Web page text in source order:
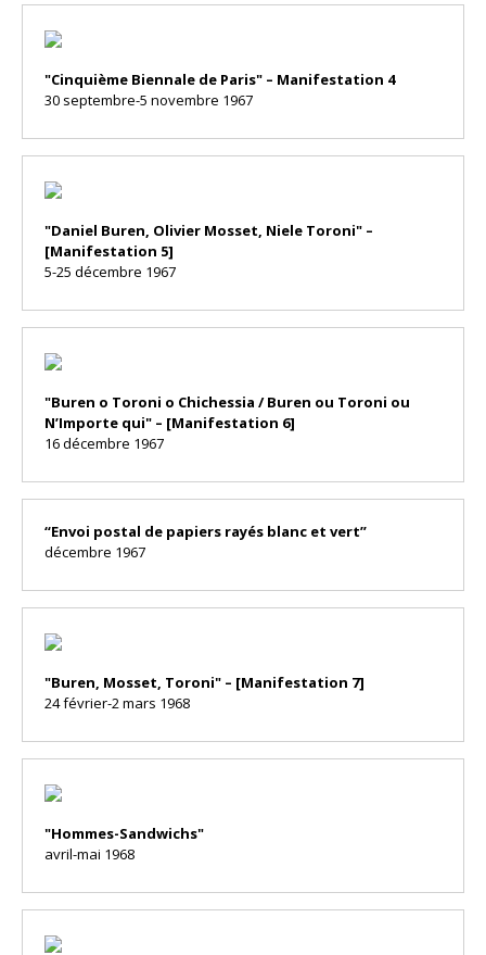
"Cinquième Biennale de Paris" – Manifestation 4
30 septembre-5 novembre 1967
"Daniel Buren, Olivier Mosset, Niele Toroni" –
[Manifestation 5]
5-25 décembre 1967
"Buren o Toroni o Chichessia / Buren ou Toroni ou
N’Importe qui" – [Manifestation 6]
16 décembre 1967
“Envoi postal de papiers rayés blanc et vert”
décembre 1967
"Buren, Mosset, Toroni" – [Manifestation 7]
24 février-2 mars 1968
"Hommes-Sandwichs"
avril-mai 1968